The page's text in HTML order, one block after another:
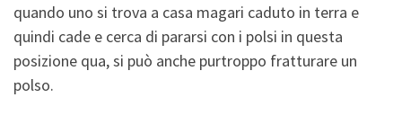
quando uno si trova a casa magari caduto in terra e
quindi cade e cerca di pararsi con i polsi in questa
posizione qua, si può anche purtroppo fratturare un
polso.